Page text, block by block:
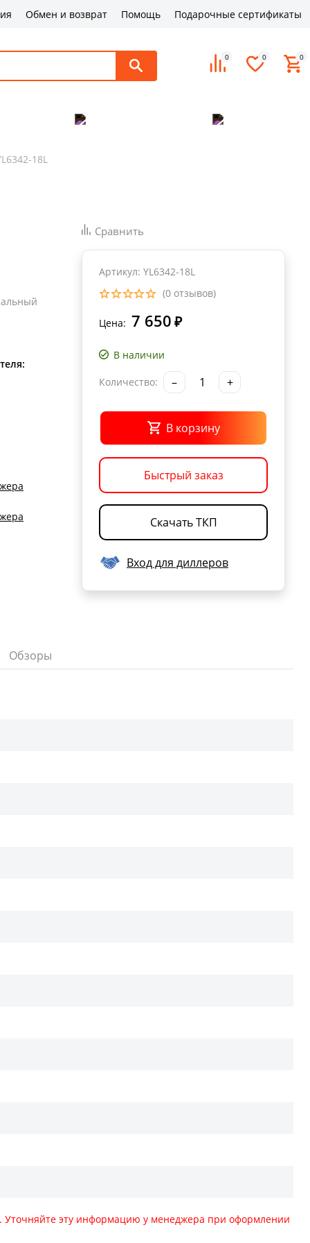
Обмен и возврат Помощь Подарочные сертификаты
0 0 0
18L
Сравнить
Артикул: YL6342-18L
(0 отзывов)
Цена: 7 650 ₽
В наличии
Количество: – +
В корзину
Быстрый заказ
Скачать ТКП
Вход для диллеров
Обзоры
Уточняйте эту информацию у менеджера при оформлении